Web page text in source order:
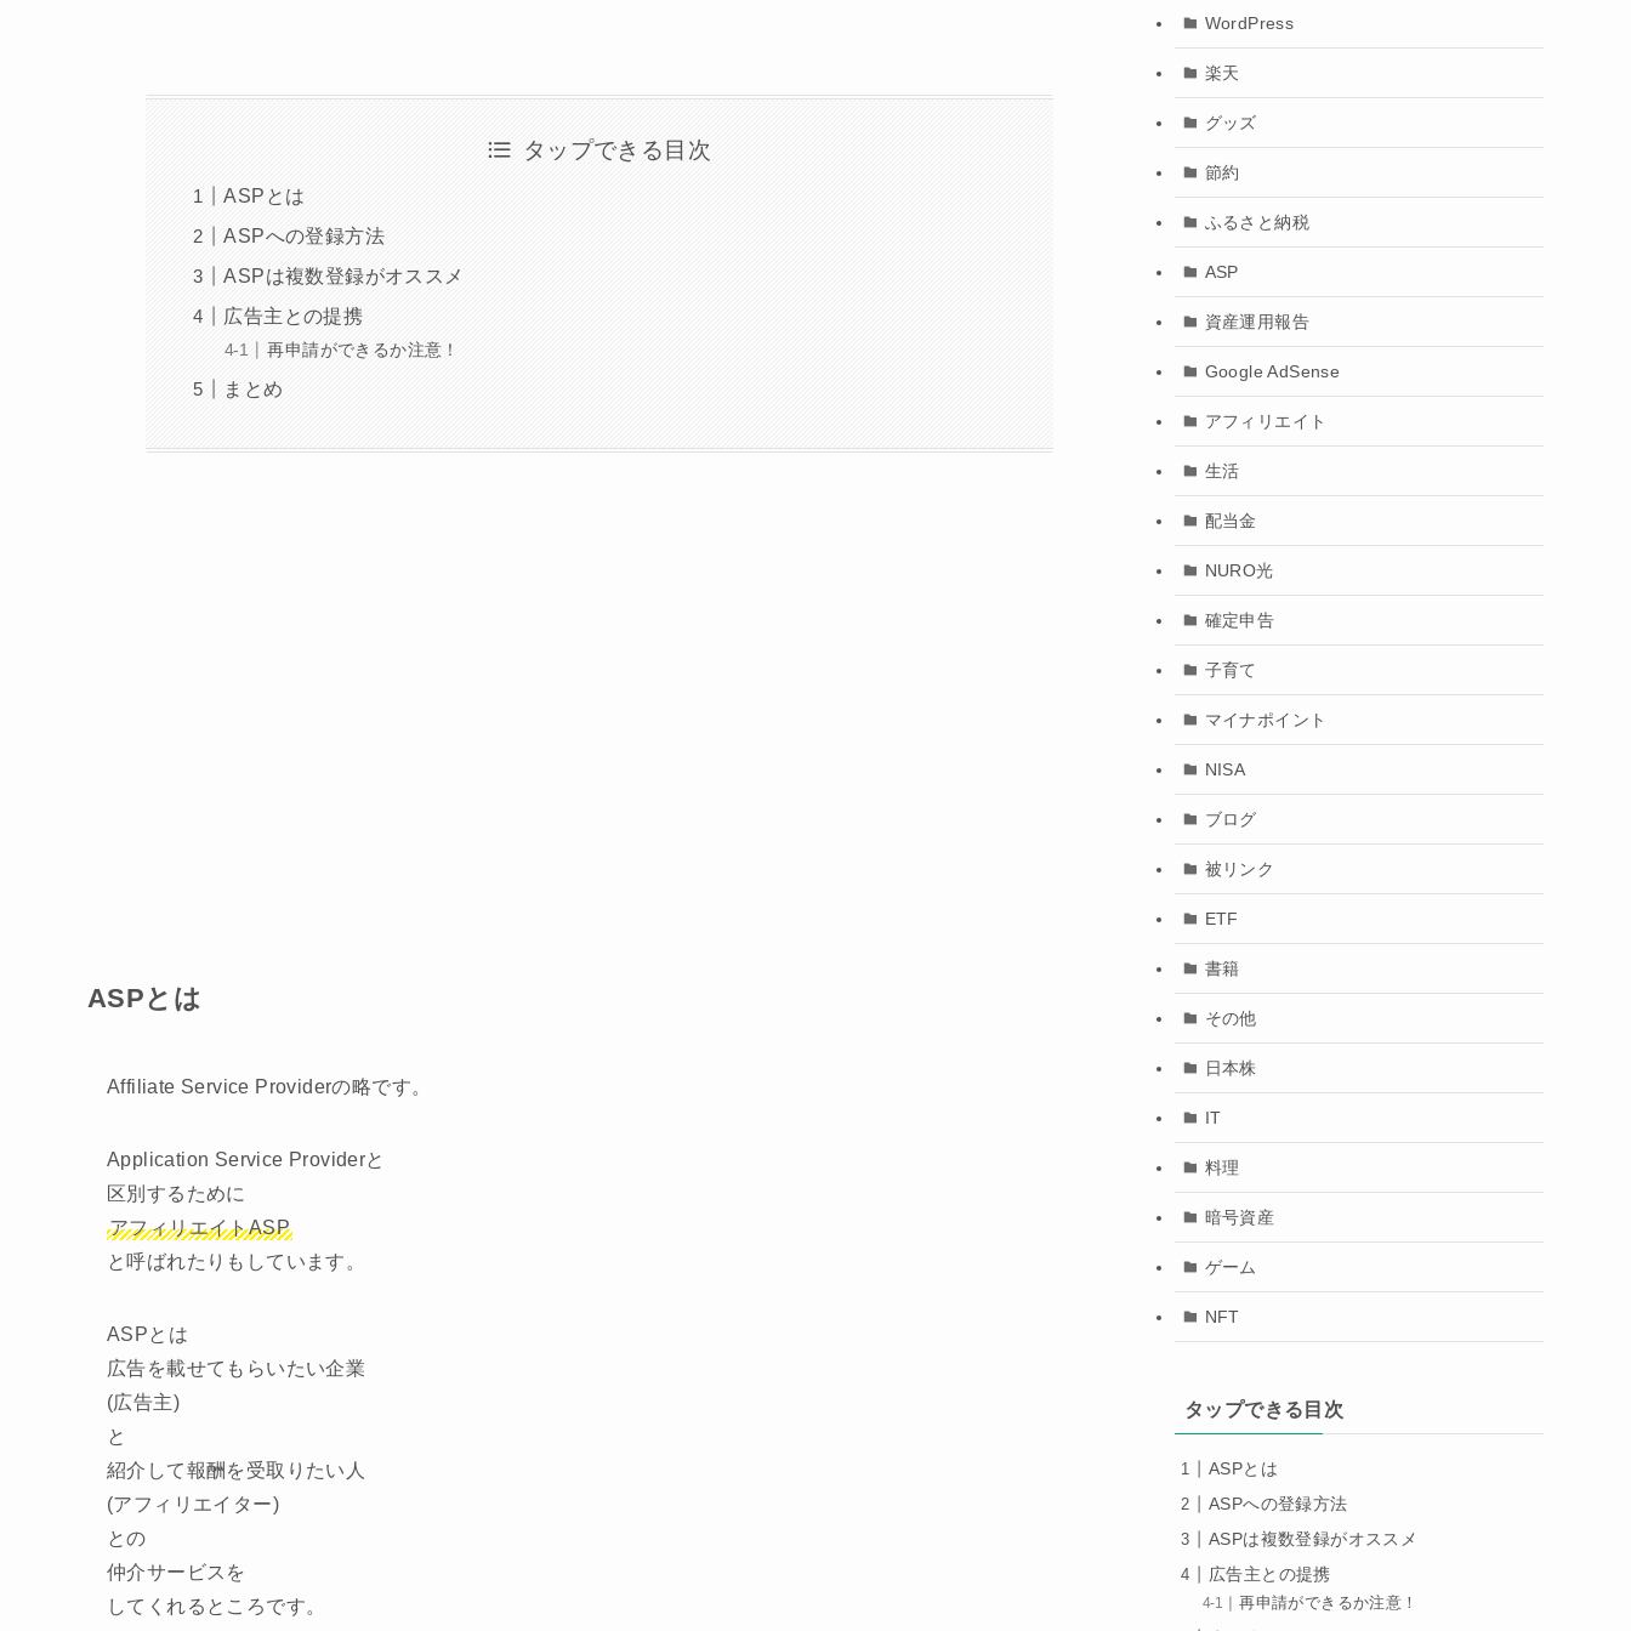
タップできる目次
ASPとは
ASPへの登録方法
ASPは複数登録がオススメ
広告主との提携
再申請ができるか注意！
まとめ
ASPとは
Affiliate Service Providerの略です。
Application Service Providerと
区別するために
アフィリエイトASP
と呼ばれたりもしています。
ASPとは
広告を載せてもらいたい企業
(広告主)
と
紹介して報酬を受取りたい人
(アフィリエイター)
との
仲介サービスを
してくれるところです。
WordPress
楽天
グッズ
節約
ふるさと納税
ASP
資産運用報告
Google AdSense
アフィリエイト
生活
配当金
NURO光
確定申告
子育て
マイナポイント
NISA
ブログ
被リンク
ETF
書籍
その他
日本株
IT
料理
暗号資産
ゲーム
NFT
タップできる目次
ASPとは
ASPへの登録方法
ASPは複数登録がオススメ
広告主との提携
再申請ができるか注意！